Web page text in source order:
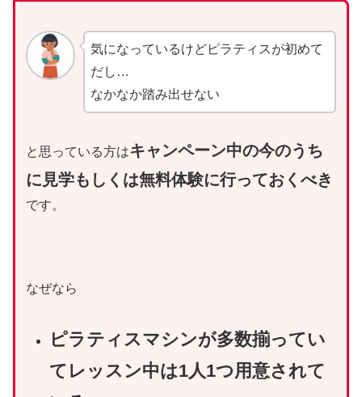
気になっているけどピラティスが初めて
だし…
なかなか踏み出せない
と思っている方はキャンペーン中の今のうち
に見学もしくは無料体験に行っておくべき
です。
なぜなら
ピラティスマシンが多数揃ってい
てレッスン中は1人1つ用意されて